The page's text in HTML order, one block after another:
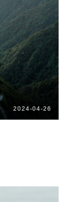
2024-04-26